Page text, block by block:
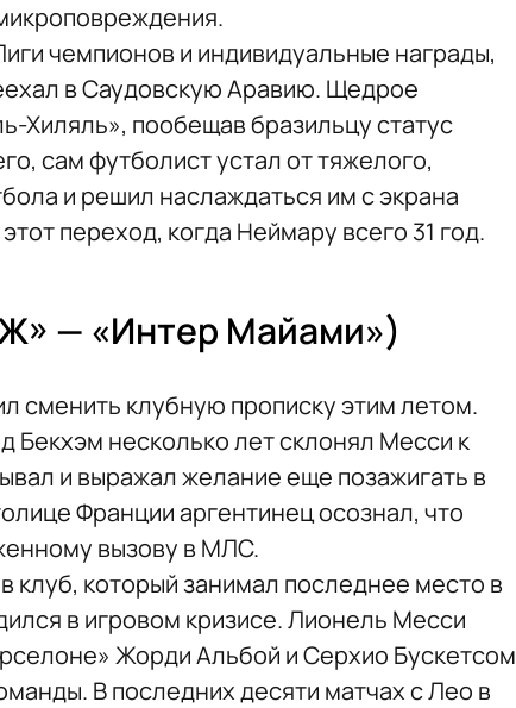
чемпионов и индивидуальные награды,
в Саудовскую Аравию. Щедрое
Хиляль», пообещав бразильцу статус
сам футболист устал от тяжелого,
и решил наслаждаться им с экрана
переход, когда Неймару всего 31 год.
— «Интер Майами»)
сменить клубную прописку этим летом.
несколько лет склонял Месси к
и выражал желание еще позажигать в
Франции аргентинец осознал, что
вызову в МЛС.
который занимал последнее место в
в игровом кризисе. Лионель Месси
Жорди Альбой и Серхио Бускетсом
В последних десяти матчах с Лео в